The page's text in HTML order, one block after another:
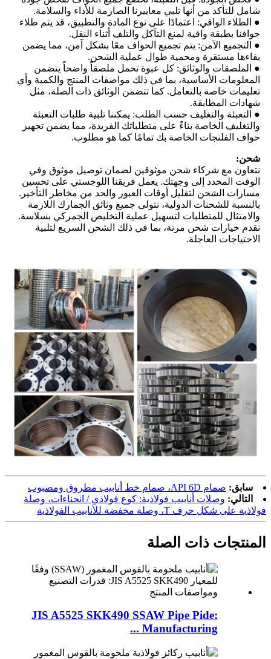
شامل للتأكد من أنها تلبي معاييرنا الصارمة للأداء والسلامة.
● الطلاء الواقي: اعتمادًا على نوع المادة والتطبيق، قد يتم طلاء
حوافنا بطبقة واقية لمنع التآكل والتلف أثناء النقل.
● التجميع الآمن: يتم تجميع الحواف معًا بشكل آمن، مما يضمن
بقاءها مستقرة ومحمية طوال عملية الشحن.
● الملصقات والوثائق: كل عبوة تحمل ملصقاً واضحاً يتضمن
المعلومات الأساسية، بما في ذلك مواصفات المنتج والكمية وأي
تعليمات خاصة بالتعامل. كما تتضمن الوثائق ذات الصلة، مثل
شهادات المطابقة.
● التعبئة والتغليف حسب الطلب: يمكننا تلبية طلبات التعبئة
والتغليف الخاصة بناءً على متطلباتك الفريدة، مما يضمن تجهيز
حواف الفلنجات الخاصة بك تمامًا كما هو مطلوب.
شحن:
نتعاون مع شركاء شحن موثوقين لضمان توصيل موثوق وفي
الوقت المحدد إلى وجهتك. يعمل فريقنا اللوجستي على تحسين
مسارات الشحن لتقليل أوقات العبور والحد من مخاطر التأخير.
بالنسبة للشحنات الدولية، نتولى جميع وثائق الجمارك اللازمة
والامتثال للمتطلبات لتسهيل عملية التخليص الجمركي بسلاسة.
نقدم خيارات شحن مرنة، بما في ذلك الشحن السريع لتلبية
الاحتياجات العاجلة.
سابق: صمام API 6D، صمام خط أنابيب مطروق ومصبوب
التالي: وصلات أنابيب فولاذية: كوع فولاذي / انحناءات، وصلة
فولاذية على شكل حرف T، وصلة مخفضة للأنابيب الفولاذية
المنتجات ذات الصلة
JIS A5525 SKK490 SSAW Pipe Pide:
Manufacturing ...